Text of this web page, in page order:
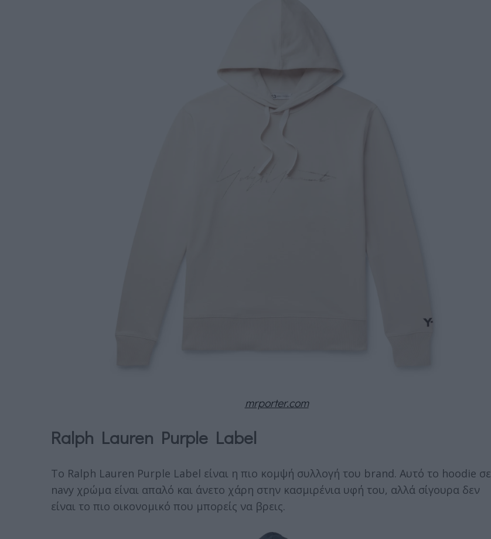
mrporter.com
Ralph Lauren Purple Label
Το Ralph Lauren Purple Label είναι η πιο κομψή συλλογή του brand. Αυτό το hoodie σε
navy χρώμα είναι απαλό και άνετο χάρη στην κασμιρένια υφή του, αλλά σίγουρα δεν
είναι το πιο οικονομικό που μπορείς να βρεις.